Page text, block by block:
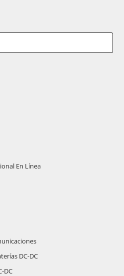
En Línea
DC-DC
DC